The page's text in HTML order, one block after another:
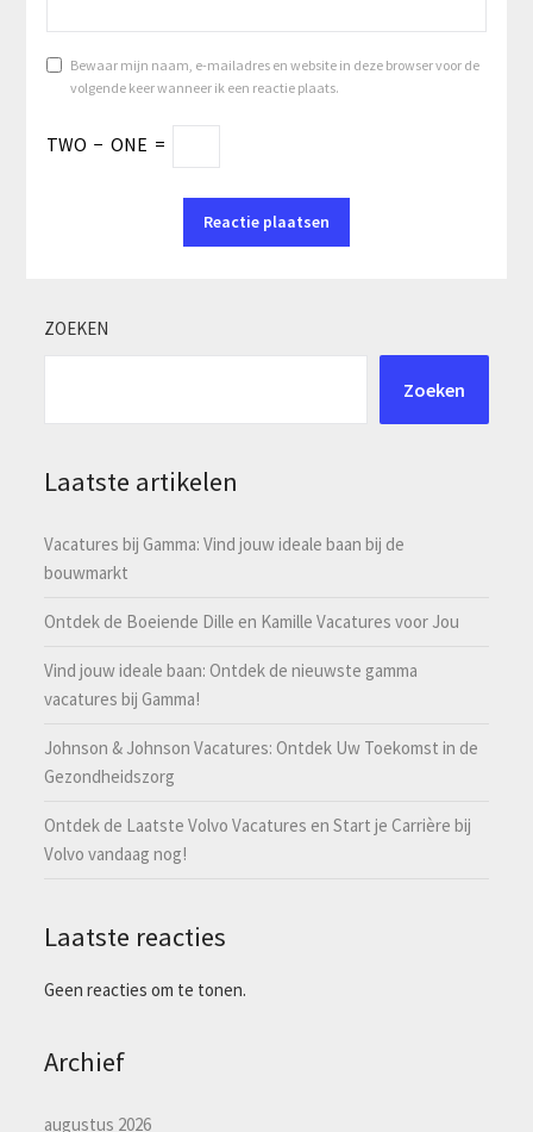
Bewaar mijn naam, e-mailadres en website in deze browser voor de
volgende keer wanneer ik een reactie plaats.
TWO − ONE =
ZOEKEN
Zoeken
Laatste artikelen
Vacatures bij Gamma: Vind jouw ideale baan bij de
bouwmarkt
Ontdek de Boeiende Dille en Kamille Vacatures voor Jou
Vind jouw ideale baan: Ontdek de nieuwste gamma
vacatures bij Gamma!
Johnson & Johnson Vacatures: Ontdek Uw Toekomst in de
Gezondheidszorg
Ontdek de Laatste Volvo Vacatures en Start je Carrière bij
Volvo vandaag nog!
Laatste reacties
Geen reacties om te tonen.
Archief
augustus 2026